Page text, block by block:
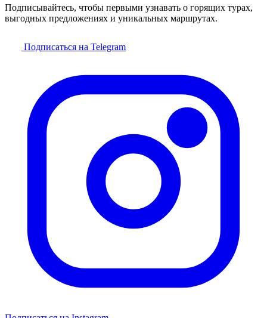
Подписывайтесь, чтобы первыми узнавать о горящих турах,
выгодных предложениях и уникальных маршрутах.
Подписаться на Telegram